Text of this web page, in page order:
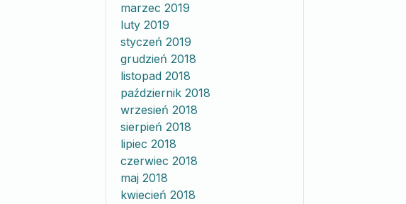
marzec 2019
luty 2019
styczeń 2019
grudzień 2018
listopad 2018
październik 2018
wrzesień 2018
sierpień 2018
lipiec 2018
czerwiec 2018
maj 2018
kwiecień 2018